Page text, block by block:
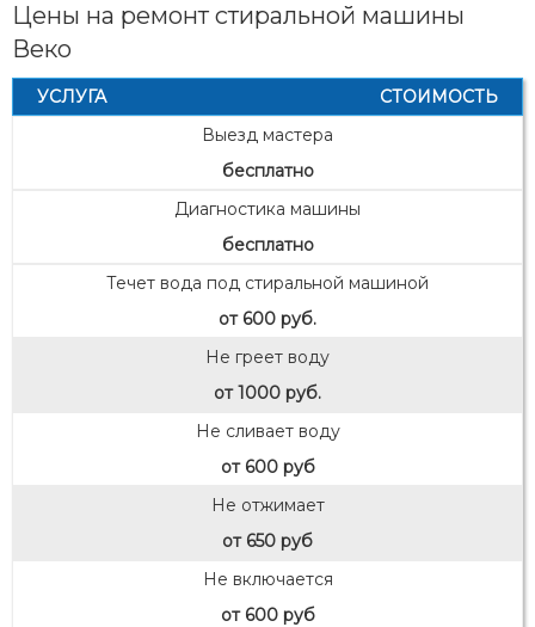
Цены на ремонт стиральной машины
Веко
УСЛУГА
СТОИМОСТЬ
Выезд мастера
бесплатно
Диагностика машины
бесплатно
Течет вода под стиральной машиной
от 600 руб.
Не греет воду
от 1000 руб.
Не сливает воду
от 600 руб
Не отжимает
от 650 руб
Не включается
от 600 руб